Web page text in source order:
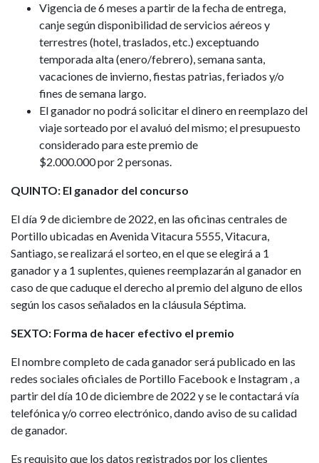
Vigencia de 6 meses a partir de la fecha de entrega,
canje según disponibilidad de servicios aéreos y
terrestres (hotel, traslados, etc.) exceptuando
temporada alta (enero/febrero), semana santa,
vacaciones de invierno, fiestas patrias, feriados y/o
fines de semana largo.
El ganador no podrá solicitar el dinero en reemplazo del
viaje sorteado por el avaluó del mismo; el presupuesto
considerado para este premio de
$2.000.000 por 2 personas.
QUINTO: El ganador del concurso
El día 9 de diciembre de 2022, en las oficinas centrales de
Portillo ubicadas en Avenida Vitacura 5555, Vitacura,
Santiago, se realizará el sorteo, en el que se elegirá a 1
ganador y a 1 suplentes, quienes reemplazarán al ganador en
caso de que caduque el derecho al premio del alguno de ellos
según los casos señalados en la cláusula Séptima.
SEXTO: Forma de hacer efectivo el premio
El nombre completo de cada ganador será publicado en las
redes sociales oficiales de Portillo Facebook e Instagram , a
partir del día 10 de diciembre de 2022 y se le contactará vía
telefónica y/o correo electrónico, dando aviso de su calidad
de ganador.
Es requisito que los datos registrados por los clientes